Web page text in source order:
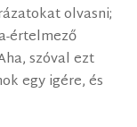
olvasni;
értelmező
szóval ezt
egy igére, és